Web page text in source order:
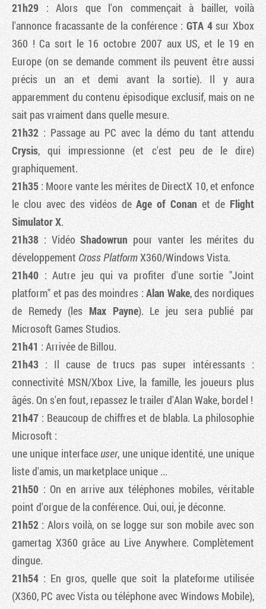
21h29 : Alors que l'on commençait à bailler, voilà
l'annonce fracassante de la conférence : GTA 4sur Xbox
360 ! Ca sort le 16 octobre 2007 aux US, et le 19 en
Europe (on se demande comment ils peuvent être aussi
précis un an et demi avant la sortie). Il y aura
apparemment du contenu épisodique exclusif, mais on ne
sait pas vraiment dans quelle mesure.
21h32 : Passage au PC avec la démo du tant attendu
Crysis, qui impressionne (et c'est peu de le dire)
graphiquement.
21h35 : Moore vante les mérites de DirectX 10, et enfonce
le clou avec des vidéos deAge of Conan et de Flight
Simulator X.
21h38 : VidéoShadowrun pour vanter les mérites du
développement Cross PlatformX360/Windows Vista.
21h40 : Autre jeu qui va profiter d'une sortie "Joint
platform" et pas des moindres :Alan Wake, des nordiques
de Remedy (les Max Payne). Le jeu sera publié par
Microsoft Games Studios.
21h41 : Arrivée de Billou.
21h43 : Il cause de trucs pas super intéressants :
connectivité MSN/Xbox Live, la famille, les joueurs plus
âgés. On s'en fout, repassez le trailer d'Alan Wake, bordel !
21h47 : Beaucoup de chiffres et de blabla. La philosophie
Microsoft :
une unique interfaceuser, une unique identité, une unique
liste d'amis, un marketplace unique ...
21h50 : On en arrive aux téléphones mobiles, véritable
point d'orgue de la conférence. Oui, oui, je déconne.
21h52 : Alors voilà, on se logge sur son mobile avec son
gamertag X360 grâce au Live Anywhere. Complètement
dingue.
21h54 : En gros, quelle que soit la plateforme utilisée
(X360, PC avec Vista ou téléphone avec Windows Mobile),